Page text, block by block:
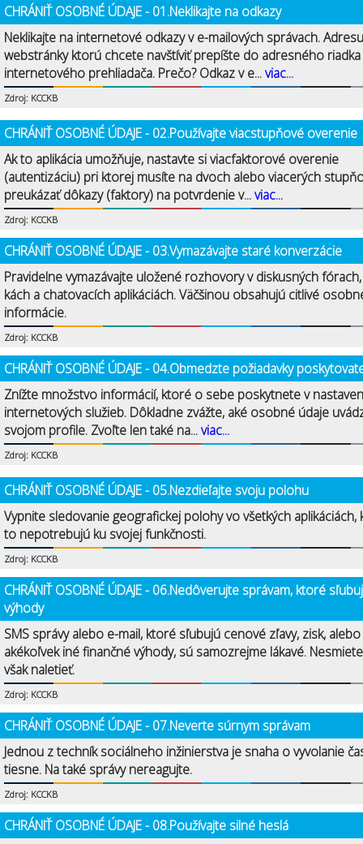
CHRÁNIŤ OSOBNÉ ÚDAJE - 01.Neklikajte na odkazy
Neklikajte na internetové odkazy v e-mailových správach. Adresu
webstránky ktorú chcete navštíviť prepíšte do adresného riadka
internetového prehliadača. Prečo? Odkaz v e...viac...
Zdroj: KCCKB
CHRÁNIŤ OSOBNÉ ÚDAJE - 02.Používajte viacstupňové overenie
Ak to aplikácia umožňuje, nastavte si viacfaktorové overenie
(autentizáciu) pri ktorej musíte na dvoch alebo viacerých
preukázať dôkazy (faktory) na potvrdenie v...viac...
Zdroj: KCCKB
CHRÁNIŤ OSOBNÉ ÚDAJE - 03.Vymazávajte staré konverzácie
Pravidelne vymazávajte uložené rozhovory v diskusných fórach,
kách a chatovacích aplikáciách. Väčšinou obsahujú citlivé
informácie.
Zdroj: KCCKB
CHRÁNIŤ OSOBNÉ ÚDAJE - 04.Obmedzte požiadavky
Znížte množstvo informácií, ktoré o sebe poskytnete v
internetových služieb. Dôkladne zvážte, aké osobné údaje
svojom profile. Zvoľte len také na...viac...
Zdroj: KCCKB
CHRÁNIŤ OSOBNÉ ÚDAJE - 05.Nezdieľajte svoju polohu
Vypnite sledovanie geografickej polohy vo všetkých aplikáciách,
to nepotrebujú ku svojej funkčnosti.
Zdroj: KCCKB
CHRÁNIŤ OSOBNÉ ÚDAJE - 06.Nedôverujte správam, ktoré
výhody
SMS správy alebo e-mail, ktoré sľubujú cenové zľavy, zisk, alebo
akékoľvek iné finančné výhody, sú samozrejme lákavé.
však naletieť.
Zdroj: KCCKB
CHRÁNIŤ OSOBNÉ ÚDAJE - 07.Neverte súrnym správam
Jednou z techník sociálneho inžinierstva je snaha o vyvolanie
tiesne. Na také správy nereagujte.
Zdroj: KCCKB
CHRÁNIŤ OSOBNÉ ÚDAJE - 08.Používajte silné heslá